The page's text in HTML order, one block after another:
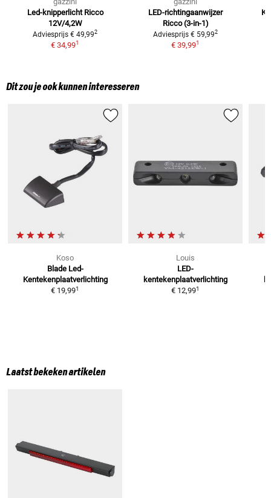
Led-knipperlicht Ricco
12V/4,2W
Adviesprijs € 49,992
€ 34,991
LED-richtingaanwijzer
Ricco (3-in-1)
Adviesprijs € 59,992
€ 39,991
Dit zou je ook kunnen interesseren
Koso
Blade Led-
Kentekenplaatverlichting
€ 19,991
Louis
LED-
kentekenplaatverlichting
€ 12,991
Laatst bekeken artikelen